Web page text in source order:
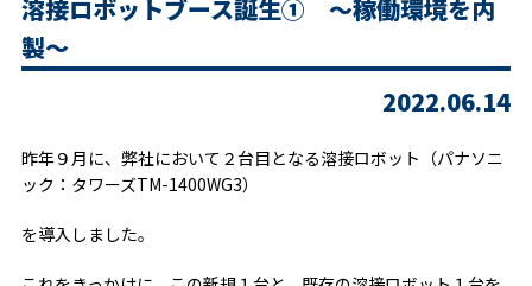
溶接ロボットブース誕生① ～稼働環境を内
製～
2022.06.14
昨年９月に、弊社において２台目となる溶接ロボット（パナソニ
ック：タワーズTM-1400WG3）
を導入しました。